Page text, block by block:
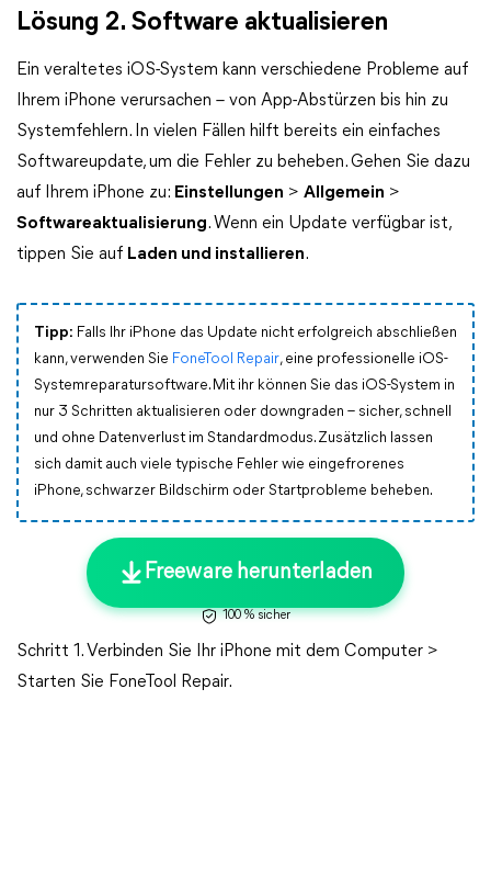
Lösung 2. Software aktualisieren
Ein veraltetes iOS-System kann verschiedene Probleme auf
Ihrem iPhone verursachen – von App-Abstürzen bis hin zu
Systemfehlern. In vielen Fällen hilft bereits ein einfaches
Softwareupdate, um die Fehler zu beheben. Gehen Sie dazu
auf Ihrem iPhone zu: Einstellungen > Allgemein >
Softwareaktualisierung. Wenn ein Update verfügbar ist,
tippen Sie auf Laden und installieren.
Tipp: Falls Ihr iPhone das Update nicht erfolgreich abschließen
kann, verwenden Sie FoneTool Repair, eine professionelle iOS-
Systemreparatursoftware. Mit ihr können Sie das iOS-System in
nur 3 Schritten aktualisieren oder downgraden – sicher, schnell
und ohne Datenverlust im Standardmodus. Zusätzlich lassen
sich damit auch viele typische Fehler wie eingefrorenes
iPhone, schwarzer Bildschirm oder Startprobleme beheben.
Freeware herunterladen
100 % sicher
Schritt 1. Verbinden Sie Ihr iPhone mit dem Computer >
Starten Sie FoneTool Repair.